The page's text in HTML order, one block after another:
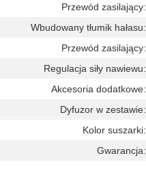
Przewód zasilający:
Wbudowany tłumik hałasu:
Przewód zasilający:
Regulacja siły nawiewu:
Akcesoria dodatkowe:
Dyfuzor w zestawie:
Kolor suszarki:
Gwarancja: